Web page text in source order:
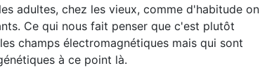
adultes, chez les vieux, comme d'habitude on
Ce qui nous fait penser que c'est plutôt
champs électromagnétiques mais qui sont
à ce point là.